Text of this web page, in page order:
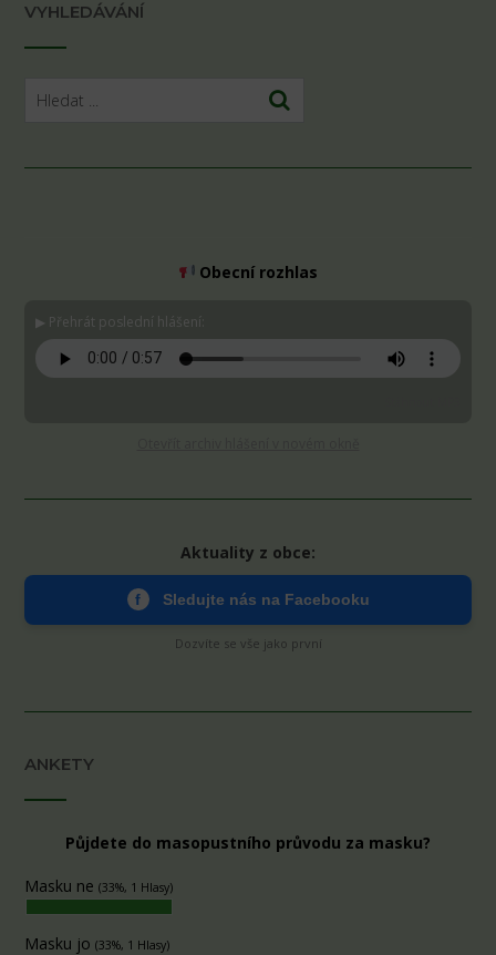
VYHLEDÁVÁNÍ
Obecní rozhlas
▶ Přehrát poslední hlášení:
Aktuality z obce:
f Sledujte nás na Facebooku
Dozvíte se vše jako první
ANKETY
Půjdete do masopustního průvodu za masku?
Masku ne (33%, 1 Hlasy)
Masku jo (33%, 1 Hlasy)